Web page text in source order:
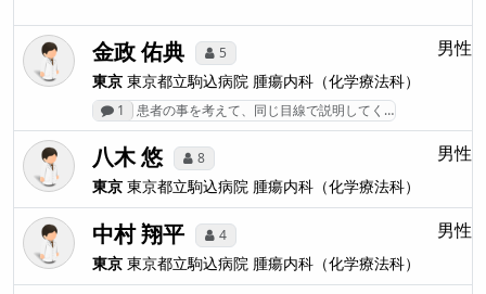
金政 佑典 5
東京 東京都立駒込病院 腫瘍内科（化学療法科）
1 患者の事を考えて、同じ目線で説明してく…
男性
八木 悠 8
東京 東京都立駒込病院 腫瘍内科（化学療法科）
男性
中村 翔平 4
東京 東京都立駒込病院 腫瘍内科（化学療法科）
男性